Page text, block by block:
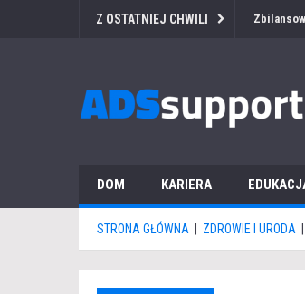
Z OSTATNIEJ CHWILI Przetarg
DOM KARIERA
STRONA GŁÓWNA ZDROWIE I URODA